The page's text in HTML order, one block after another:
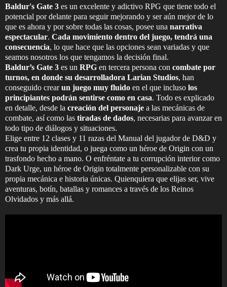
Baldur's Gate 3 es un excelente y adictivo RPG que tiene todo el
potencial por delante para seguir mejorando y ser aún mejor de lo
que es ahora y por sobre todas las cosas, posee una narrativa
espectacular. Cada movimiento dentro del juego, tendrá una
consecuencia, lo que hace que las opciones sean variadas y que
seamos nosotros los que tengamos la decisión final.
Baldur’s Gate 3 es un RPG en tercera persona con combate por
turnos, en donde su desarrolladora Larian Studios, han
conseguido crearun juego muy fluido en el que incluso los
principiantes podrán sentirse como en casa. Todo es explicado
en detalle, desde la creación del personaje a las mecánicas de
combate, así como las tiradas de dados, necesarias para avanzar en
todo tipo de diálogos y situaciones.
Elige entre 12 clases y 11 razas del Manual del jugador de D&D y
crea tu propia identidad, o juega como un héroe de Origin con un
trasfondo hecho a mano. O enfréntate a tu corrupción interior como
Dark Urge, un héroe de Origin totalmente personalizable con su
propia mecánica e historia únicas. Quienquiera que elijas ser, vive
aventuras, botín, batallas y romances a través de los Reinos
Olvidados y más allá.